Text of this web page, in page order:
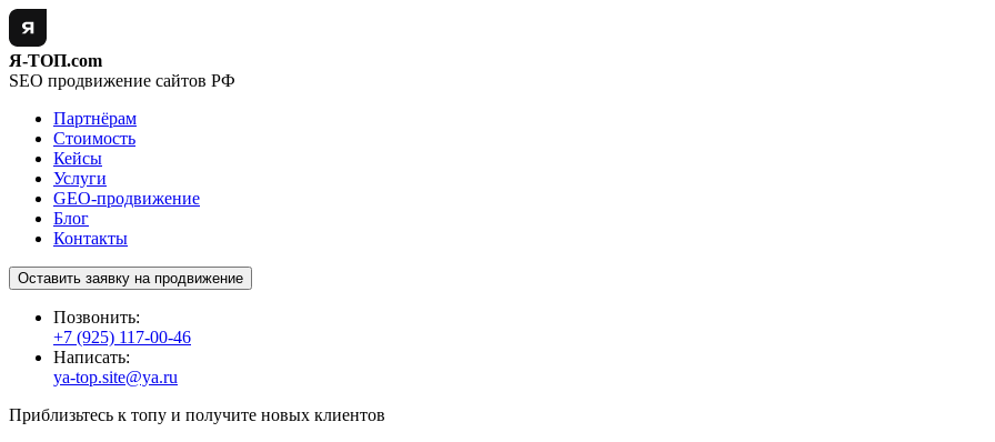
Я-ТОП.com
SEO продвижение сайтов РФ
Партнёрам
Стоимость
Кейсы
Услуги
GEO-продвижение
Блог
Контакты
Оставить заявку на продвижение
Позвонить:
+7 (925) 117-00-46
Написать:
ya-top.site@ya.ru
Приблизьтесь к топу и получите новых клиентов